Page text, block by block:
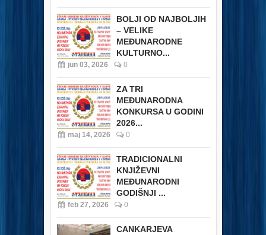
BOLJI OD NAJBOLJIH
– VELIKE
MEĐUNARODNE
KULTURNO...
jun 03, 2026 0
ZA TRI
MEĐUNARODNA
KONKURSA U GODINI
2026...
maj 14, 2026 0
TRADICIONALNI
KNJIŽEVNI
MEĐUNARODNI
GODIŠNJI ...
feb 27, 2026 0
CANKARJEVA